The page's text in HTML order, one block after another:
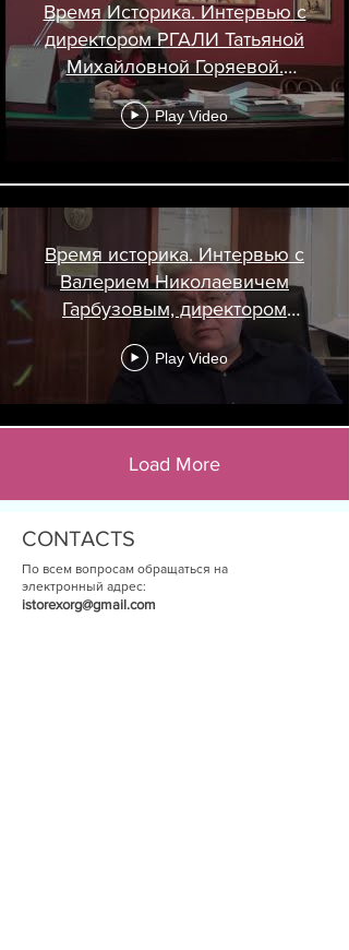
Время Историка. Интервью с
директором РГАЛИ Татьяной
Михайловной Горяевой.
16.05.2019
Play Video
Время историка. Интервью с
Валерием Николаевичем
Гарбузовым, директором
института США и Канады РАН.
Play Video
Load More
CONTACTS
По всем вопросам обращаться на
электронный адрес:
istorexorg@gmail.com